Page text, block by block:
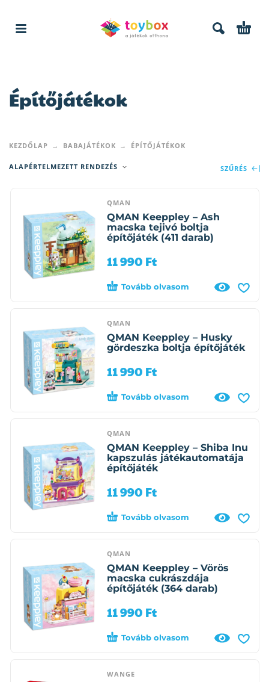
Építőjátékok
KEZDŐLAP BABAJÁTÉKOK ÉPÍTŐJÁTÉKOK
ALAPÉRTELMEZETT RENDEZÉS SZŰRÉS
QMAN
QMAN Keeppley – Ash
macska tejivó boltja
építőjáték (411 darab)
11 990 Ft
Tovább olvasom
QMAN
QMAN Keeppley – Husky
gördeszka boltja építőjáték
11 990 Ft
Tovább olvasom
QMAN
QMAN Keeppley – Shiba Inu
kapszulás játékautomatája
építőjáték
11 990 Ft
Tovább olvasom
QMAN
QMAN Keeppley – Vörös
macska cukrászdája
építőjáték (364 darab)
11 990 Ft
Tovább olvasom
WANGE